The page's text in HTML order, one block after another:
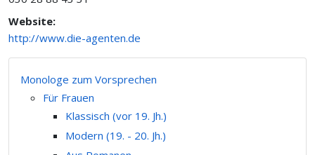
Website:
http://www.die-agenten.de
Monologe zum Vorsprechen
Für Frauen
Klassisch (vor 19. Jh.)
Modern (19. - 20. Jh.)